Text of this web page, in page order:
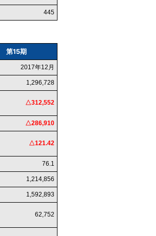
445
第15期
2017年12月
1,296,728
△312,552
△286,910
△121.42
76.1
1,214,856
1,592,893
62,752